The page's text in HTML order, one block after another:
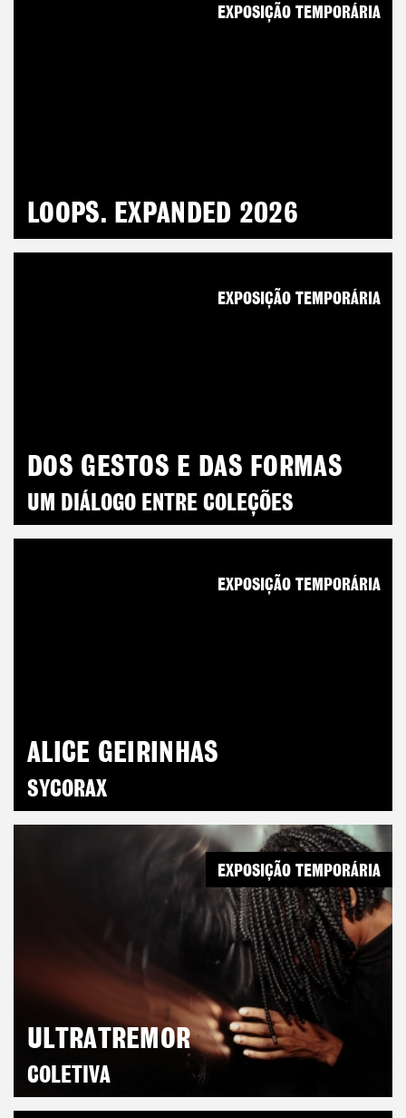
LOOPS. EXPANDED 2026
EXPOSIÇÃO TEMPORÁRIA
DOS GESTOS E DAS FORMAS
UM DIÁLOGO ENTRE COLEÇÕES
EXPOSIÇÃO TEMPORÁRIA
ALICE GEIRINHAS
SYCORAX
EXPOSIÇÃO TEMPORÁRIA
ULTRATREMOR
COLETIVA
EXPOSIÇÃO TEMPORÁRIA